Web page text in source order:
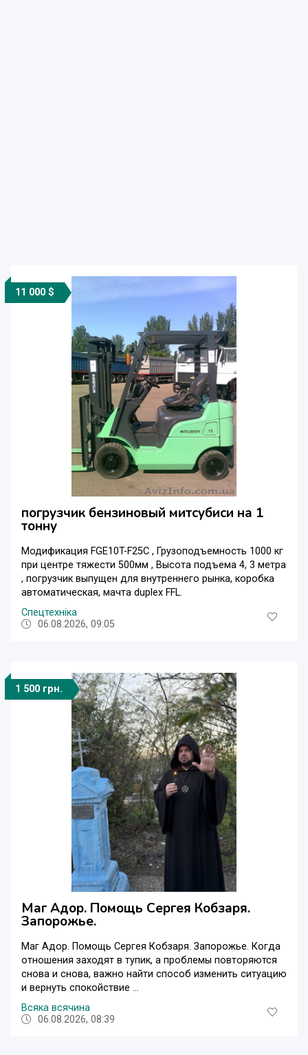
11 000 $
погрузчик бензиновый митсубиси на 1
тонну
Модификация FGE10T-F25C , Грузоподъемность 1000 кг
при центре тяжести 500мм , Высота подъема 4, 3 метра
, погрузчик выпущен для внутреннего рынка, коробка
автоматическая, мачта duplex FFL.
Спецтехніка
06.08.2026, 09:05
1 500 грн.
Маг Адор. Помощь Сергея Кобзаря.
Запорожье.
Маг Адор. Помощь Сергея Кобзаря. Запорожье. Когда
отношения заходят в тупик, а проблемы повторяются
снова и снова, важно найти способ изменить ситуацию
и вернуть спокойствие ...
Всяка всячина
06.08.2026, 08:39